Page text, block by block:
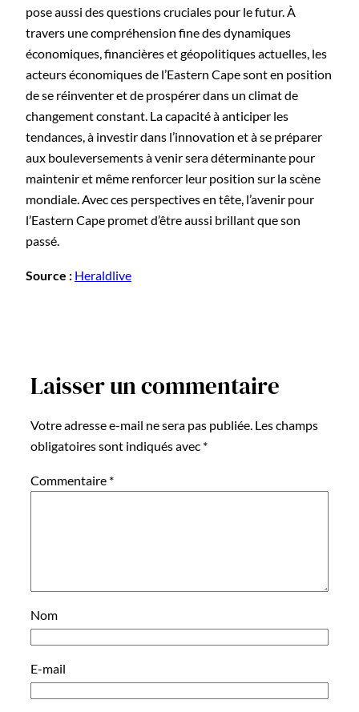
pose aussi des questions cruciales pour le futur. À
travers une compréhension fine des dynamiques
économiques, financières et géopolitiques actuelles, les
acteurs économiques de l’Eastern Cape sont en position
de se réinventer et de prospérer dans un climat de
changement constant. La capacité à anticiper les
tendances, à investir dans l’innovation et à se préparer
aux bouleversements à venir sera déterminante pour
maintenir et même renforcer leur position sur la scène
mondiale. Avec ces perspectives en tête, l’avenir pour
l’Eastern Cape promet d’être aussi brillant que son
passé.
Source : Heraldlive
Laisser un commentaire
Votre adresse e-mail ne sera pas publiée. Les champs
obligatoires sont indiqués avec *
Commentaire *
Nom
E-mail